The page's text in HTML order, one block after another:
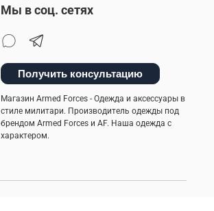
Мы в соц. сетях
Получить консультацию
Магазин Armed Forces - Одежда и аксессуары в
стиле милитари. Производитель одежды под
брендом Armed Forces и AF. Наша одежда с
характером.